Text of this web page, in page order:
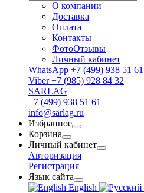
О компании
Доставка
Оплата
Контакты
ФотоОтзывы
Личный кабинет
WhatsApp +7 (499) 938 51 61
Viber +7 (985) 928 84 32
SARLAG
+7 (499) 938 51 61
info@sarlag.ru
Избранное
Корзина
Личный кабинет
Авторизация
Регистрация
Язык сайта
English